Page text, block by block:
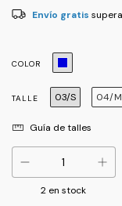
Envío gratis
COLOR
TALLE 03/S 04/M
Guía de talles
2 en stock